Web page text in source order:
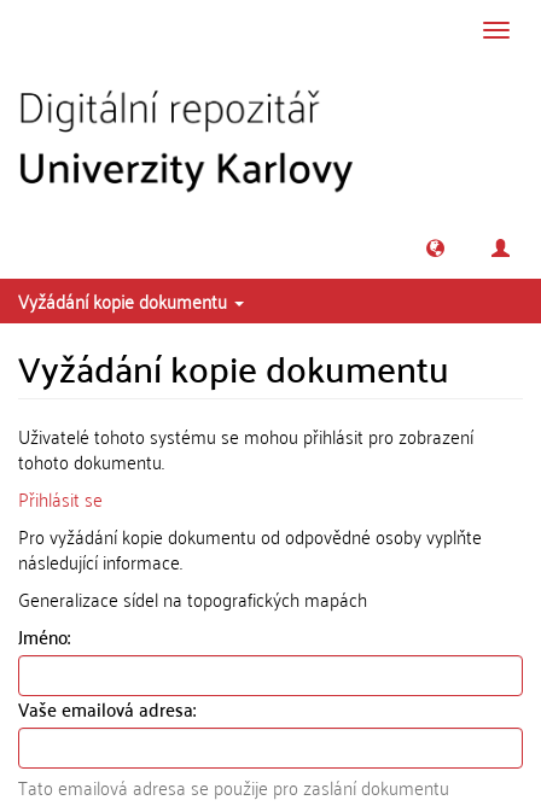
Vyžádání kopie dokumentu
Vyžádání kopie dokumentu
Uživatelé tohoto systému se mohou přihlásit pro zobrazení
tohoto dokumentu.
Přihlásit se
Pro vyžádání kopie dokumentu od odpovědné osoby vyplňte
následující informace.
Generalizace sídel na topografických mapách
Jméno:
Vaše emailová adresa:
Tato emailová adresa se použije pro zaslání dokumentu